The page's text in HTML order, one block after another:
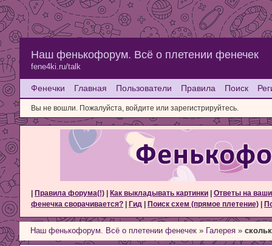
Наш фенькофорум. Всё о плетении фенечек
fene4ki.ru/talk
Фенечки Главная Пользователи Правила Поиск
Вы не вошли. Пожалуйста, войдите или зарегистрируйтесь.
Правила форума(!) Как выкладывать картинки
Ответы на
фенечка сворачивается?
Гид Поиск схем (прямое плетение)
Наш фенькофорум. Всё о плетении фенечек » Галерея »